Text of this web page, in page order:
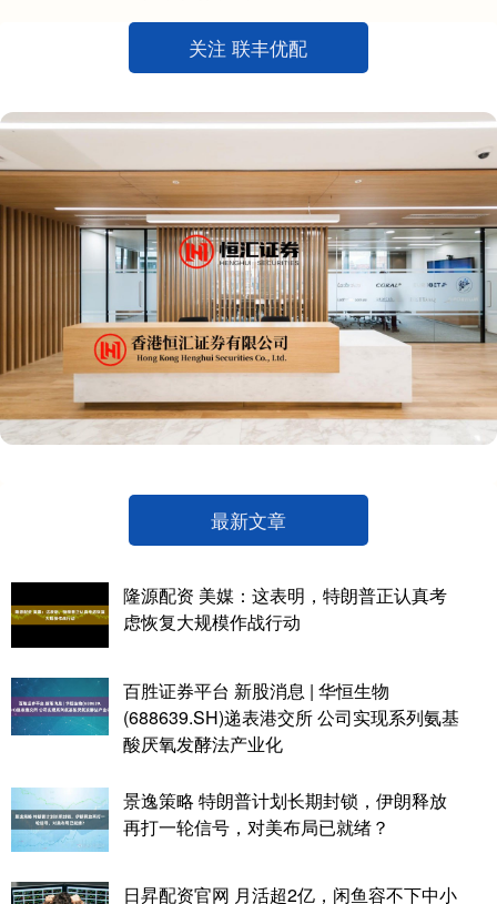
关注 联丰优配
最新文章
隆源配资 美媒：这表明，特朗普正认真考
虑恢复大规模作战行动
百胜证券平台 新股消息 | 华恒生物
(688639.SH)递表港交所 公司实现系列氨基
酸厌氧发酵法产业化
景逸策略 特朗普计划长期封锁，伊朗释放
再打一轮信号，对美布局已就绪？
日昇配资官网 月活超2亿，闲鱼容不下中小